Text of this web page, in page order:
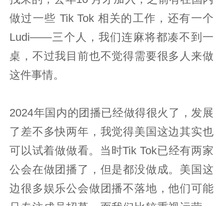
做过一些 Tik Tok 相关的工作，还有一个
Ludi——三个人，我们连麻将都凑不到一
桌，不过我目前也不觉得需要很多人来做
这件事情。
2024年国内的团播已经做得很火了，发展
了差不多快两年，我觉得美国这边其实也
可以试着做做看。当时Tik Tok已经有两家
公会在做团播了，但是都没做成。美国这
边很多娱乐公会做团播不落地，他们可能